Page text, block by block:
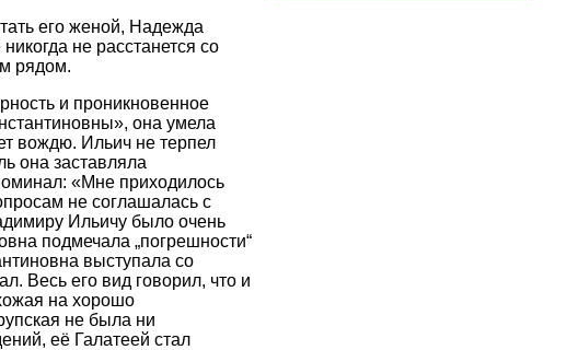
его женой, Надежда
не расстанется со
рядом.
и проникновенное
она умела
вождю. Ильич не терпел
она заставляла
«Мне приходилось
не соглашалась с
Ильичу было очень
подмечала „погрешности“
выступала со
Весь его вид говорил, что и
на хорошо
не была ни
её Галатеей стал